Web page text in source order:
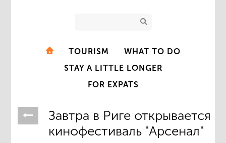
TOURISM
WHAT TO DO
STAY A LITTLE LONGER
FOR EXPATS
Завтра в Риге открывается
кинофестиваль "Арсенал"